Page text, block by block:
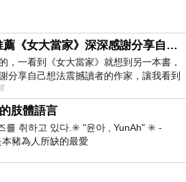
心及各式各樣的碟子，增加不少趣味性。
造型啊！
賴)、小蛋糕、愛心愛玉冰(不錯喝)，光是
好書推薦《女大當家》深深感謝分享自己想法震撼讀者的作家，讓我看到不同樣貌的家庭！
，一看到《女大當家》就想到另一本書，
分享自己想法震撼讀者的作家，讓我看到
的家庭！ 《女大
肢體語言
를 취하고 있다.✳️ "윤아 , YunAh" ✳️ -
豬為人所缺的最愛